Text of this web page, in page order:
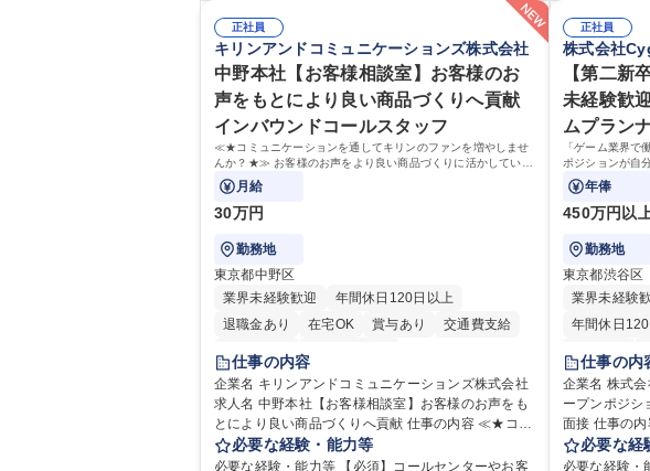
生、健康経営推進等をお任せします。ご経験に応じ
て、休職者管理など、幅広く経験を積んでいただき
ます。 ・将来的な広がり：総務・採用・教育・税務
対応・経営企画等。 ★メンバーがマンツーマンで丁
寧に教えるため、ご経験が浅くても安心！幅広く経
験を積みたい意欲がある方に最適な環境です。 募集
職種 【総務・人事】未経験歓迎/日立グループ/組織運
営を支えるゼネラリストを目指す
方 ※労務経験者は早期にご活躍いただけます。 ■チ
ームで仕事を推進できる方■将来はマネジメント職と
して活躍したい 【尚可】■人事、労務、採用、教育業
務のご経験 ■労務管理（給与計算・社会保険手続き・
勤怠管理など）の経験 ■衛生管理者の資格をお持ちの
方 学歴・資格 学歴：大学院 大学 高専 短大 専修学校
高校 語学力： 資格：
運営、新宿駅
の管理運営 ■
や木造住宅
路に関する
事現場の見学
部門へ配属。
業務 募集職種 【都庁グループ】総合職（事務）◇残
業月平均9時
携われる：総
や道路用地の
部門など多
ロジェクト：
設置された照
管理運営を行
極的に行っています。 学歴・
高専 短大 専
正社員
キリンアンドコミュニケーションズ株式会社
中野本社【お客様相談室】お客様のお
声をもとにより良い商品づくりへ貢献
インバウンドコールスタッフ
≪★コミュニケーションを通してキリンのファンを増やしませ
んか？★≫ お客様のお声をより良い商品づくりに活かしていく
上で、窓口となるお客様相談室でのお仕事です。
月給
30万円
勤務地
東京都中野区
業界未経験歓迎
年間休日120日以上
退職金あり
在宅OK 賞与あり
交通費支給
土日祝休み
仕事の内容
企業名 キリンアンドコミュニケーションズ株式会社
求人名 中野本社【お客様相談室】お客様のお声をも
とにより良い商品づくりへ貢献 仕事の内容 ≪★コミ
ュニケーションを通してキリンのファンを増やしま
せんか？★≫ お客様のお声をより良い商品づくりに
必要な経験・能力等
必要な経験・能力等 【必須】コールセンターやお客
正社員
株式会社
【第二新
未経験歓
ムプラン
「ゲーム業界で
ポジションが自
象となります！
年俸
450万円以
勤務地
東京都渋谷区
業界未経験
年間休日
転勤なし
経験者歓迎
インセンテ
服装自由
食事補助あ
仕事の内
企業名 株式会社Ｃｙｇ
ープンポジシ
面接 仕事の内容 「ゲーム業界で働きたい！」という
気持ちはある
にマッチして
必要な経
必要な経験・